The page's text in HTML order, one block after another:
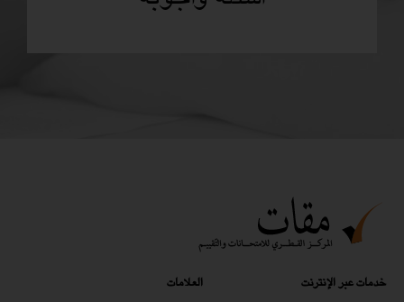
خدمات عبر الإنترنت
العلامات